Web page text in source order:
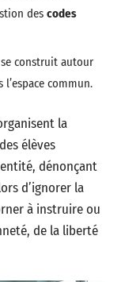
des codes
construit autour
commun.
la
élèves
dénonçant
d’ignorer la
à instruire ou
de la liberté